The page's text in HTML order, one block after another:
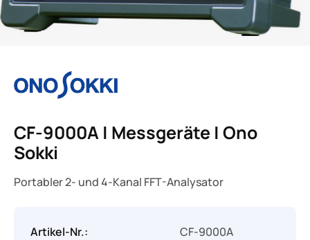
CF-9000A | Messgeräte | Ono
Sokki
Portabler 2- und 4-Kanal FFT-Analysator
Artikel-Nr.:
CF-9000A